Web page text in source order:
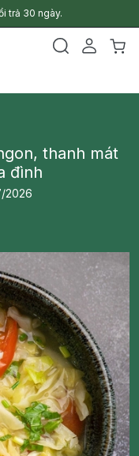
trả 30 ngày.
thanh mát
đình
2026